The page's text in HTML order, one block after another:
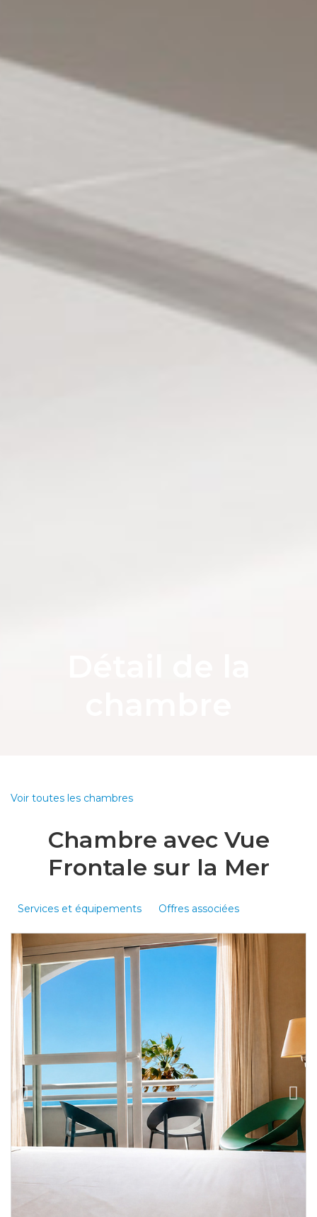
Voir toutes les chambres
Chambre avec Vue
Frontale sur la Mer
Services et équipements Offres associées